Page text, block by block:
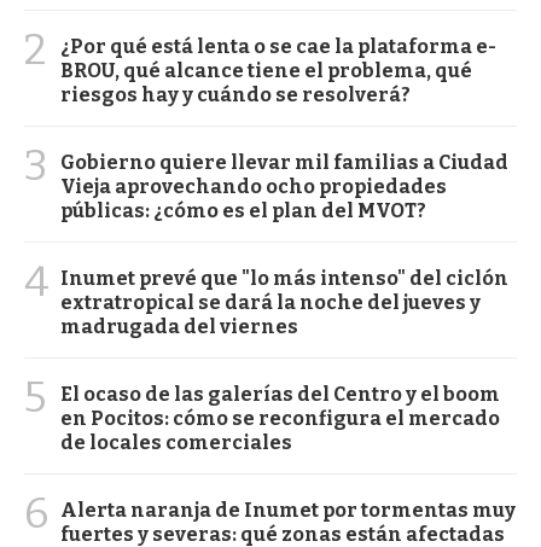
2
¿Por qué está lenta o se cae la plataforma e-
BROU, qué alcance tiene el problema, qué
riesgos hay y cuándo se resolverá?
3
Gobierno quiere llevar mil familias a Ciudad
Vieja aprovechando ocho propiedades
públicas: ¿cómo es el plan del MVOT?
4 Inumet prevé que "lo más intenso" del ciclón
extratropical se dará la noche del jueves y
madrugada del viernes
5
El ocaso de las galerías del Centro y el boom
en Pocitos: cómo se reconfigura el mercado
de locales comerciales
6
Alerta naranja de Inumet por tormentas muy
fuertes y severas: qué zonas están afectadas